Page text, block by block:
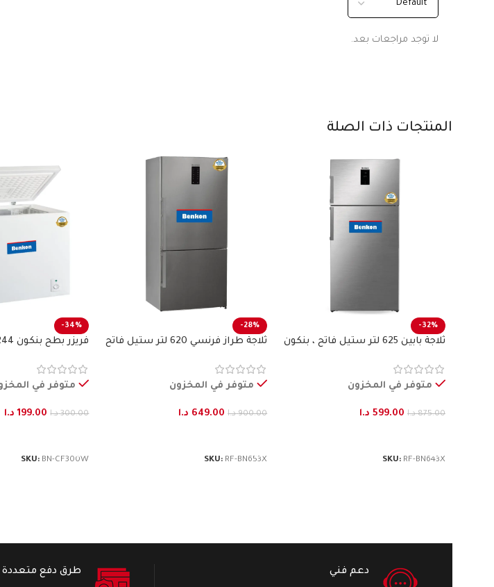
لا توجد مراجعات بعد.
المنتجات ذات الصلة
-32%
ثلاجة بابين 625 لتر ستيل فاتح ، بنكون
متوفر في المخزون
875.00 د.ا 599.00 د.ا
SKU: RF-BN643X
-28%
ثلاجة طراز فرنسي 620 لتر ستيل فاتح
متوفر في المخزون
900.00 د.ا 649.00 د.ا
SKU: RF-BN653X
-34%
متوفر في
300.00 د.ا 199.00 د.ا
SKU: BN-CF300W
دعم فني طرق دفع متعددة